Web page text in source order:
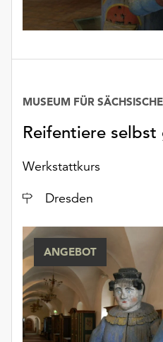
Möchten
Cookies
erreichen
die
über
Schaltfläche
„Auswählen“.
Weitere
Informationen
finden
Sie
Reifentiere selbst
MUSEUM FÜR
Werkstattkurs
Ort
Dresden
ANGEBOT